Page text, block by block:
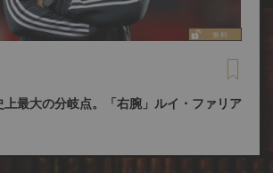
上最大の分岐点。「右腕」ルイ・ファリア